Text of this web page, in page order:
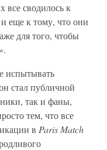
все сводилось к
еще к тому, что они
для того, чтобы
испытывать
стал публичной
так и фаны,
тем, что все
в Paris Match